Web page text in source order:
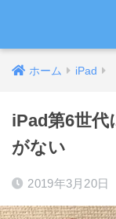
ホーム iPad
iPad第6世代
がない
2019年3月20日